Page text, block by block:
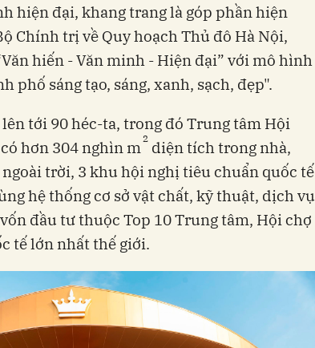
hiện đại, khang trang là góp phần hiện
Chính trị về Quy hoạch Thủ đô Hà Nội,
hiến - Văn minh - Hiện đại” với mô hình
phố sáng tạo, sáng, xanh, sạch, đẹp".
tới 90 héc-ta, trong đó Trung tâm Hội
hơn 304 nghìn m 2 diện tích trong nhà,
trời, 3 khu hội nghị tiêu chuẩn quốc tế
hệ thống cơ sở vật chất, kỹ thuật, dịch vụ
đầu tư thuộc Top 10 Trung tâm, Hội chợ
tế lớn nhất thế giới.